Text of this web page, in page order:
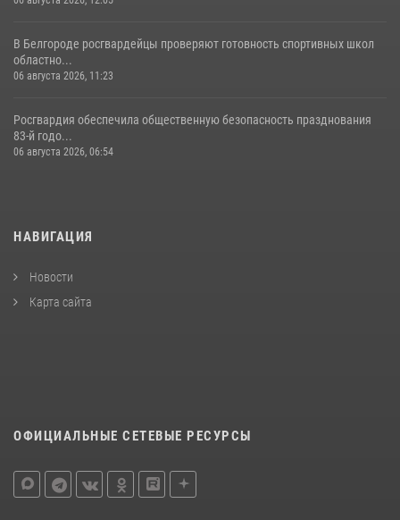
В Белгороде росгвардейцы проверяют готовность спортивных школ
областно...
06 августа 2026, 11:23
Росгвардия обеспечила общественную безопасность празднования
83-й годо...
06 августа 2026, 06:54
НАВИГАЦИЯ
Новости
Карта сайта
ОФИЦИАЛЬНЫЕ СЕТЕВЫЕ РЕСУРСЫ